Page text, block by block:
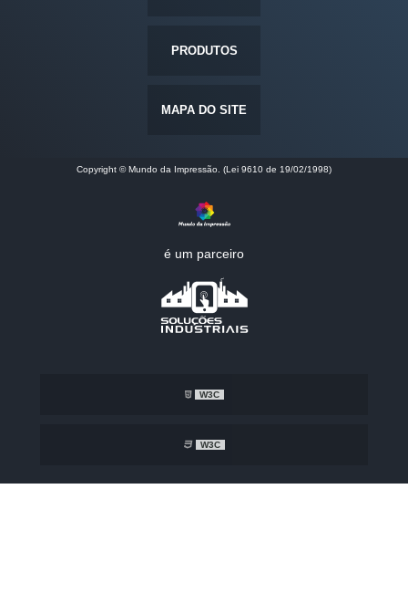
PRODUTOS
MAPA DO SITE
Copyright © Mundo da Impressão. (Lei 9610 de 19/02/1998)
é um parceiro
W3C
W3C